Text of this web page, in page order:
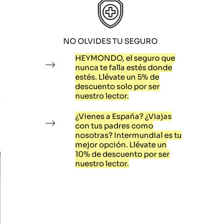
NO OLVIDES TU SEGURO
HEYMONDO, el seguro que
nunca te falla estés donde
estés. Llévate un 5% de
descuento solo por ser
nuestro lector.
¿Vienes a España? ¿Viajas
con tus padres como
nosotras? Intermundial es tu
mejor opción. Llévate un
10% de descuento por ser
nuestro lector.